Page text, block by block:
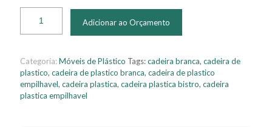
Adicionar ao Orçamento
Categoria:Móveis de Plástico Tags:cadeira branca, cadeira de
plastico, cadeira de plastico branca, cadeira de plastico
empilhavel, cadeira plastica, cadeira plastica bistro, cadeira
plastica empilhavel